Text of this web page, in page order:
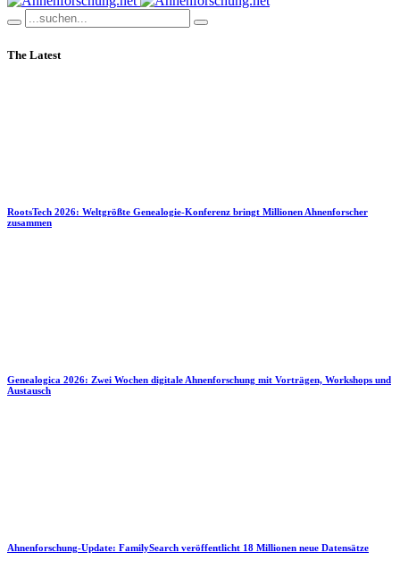
The Latest
RootsTech 2026: Weltgrößte Genealogie-Konferenz bringt Millionen Ahnenforscher
zusammen
Genealogica 2026: Zwei Wochen digitale Ahnenforschung mit Vorträgen, Workshops und
Austausch
Ahnenforschung-Update: FamilySearch veröffentlicht 18 Millionen neue Datensätze